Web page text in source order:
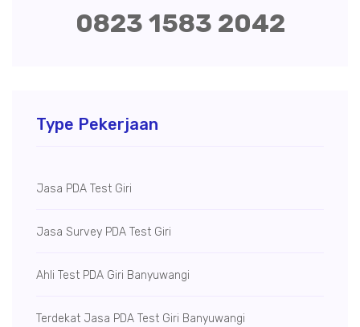
0823 1583 2042
Type Pekerjaan
Jasa PDA Test Giri
Jasa Survey PDA Test Giri
Ahli Test PDA Giri Banyuwangi
Terdekat Jasa PDA Test Giri Banyuwangi